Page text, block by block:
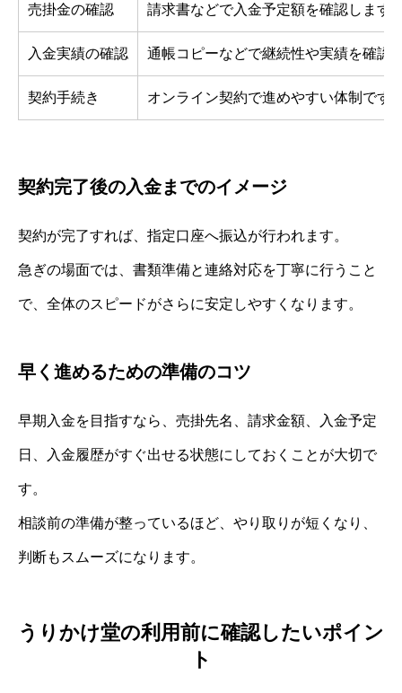
売掛金の確認 請求書などで入金予定額を確認します
入金実績の確認 通帳コピーなどで継続性や実績を確認
契約手続き オンライン契約で進めやすい体制です
契約完了後の入金までのイメージ
契約が完了すれば、指定口座へ振込が行われます。
急ぎの場面では、書類準備と連絡対応を丁寧に行うこと
で、全体のスピードがさらに安定しやすくなります。
早く進めるための準備のコツ
早期入金を目指すなら、売掛先名、請求金額、入金予定
日、入金履歴がすぐ出せる状態にしておくことが大切で
す。
相談前の準備が整っているほど、やり取りが短くなり、
判断もスムーズになります。
うりかけ堂の利用前に確認したいポイン
ト